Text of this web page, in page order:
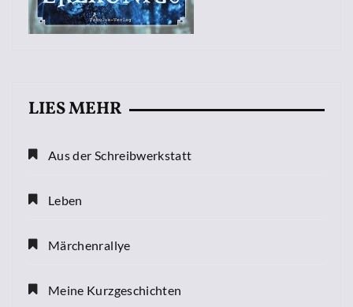
LIES MEHR
Aus der Schreibwerkstatt
Leben
Märchenrallye
Meine Kurzgeschichten